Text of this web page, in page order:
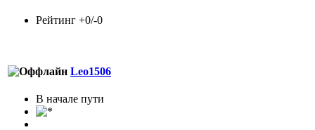
Рейтинг +0/-0
Leo1506
В начале пути